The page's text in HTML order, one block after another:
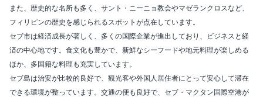
カラバルソン
エリア
セブシティ(95)
エリアの変更
賃料
〜
また、歴史的な名所も多く、サント・ニーニョ教会やマゼランクロスなど、
フィリピンの歴史を感じられるスポットが点在しています。
セブ市は経済成長が著しく、多くの国際企業が進出しており、ビジネスと経
済の中心地です。食文化も豊かで、新鮮なシーフードや地元料理が楽しめる
ほか、多国籍な料理も充実しています。
セブ島は治安が比較的良好で、観光客や外国人居住者にとって安心して滞在
できる環境が整っています。交通の便も良好で、セブ・マクタン国際空港が